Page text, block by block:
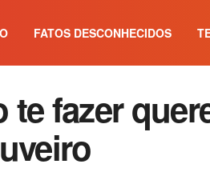
FATOS DESCONHECIDOS
fazer